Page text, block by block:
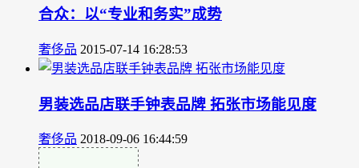
合众：以“专业和务实”成势
奢侈品 2015-07-14 16:28:53
男装选品店联手钟表品牌 拓张市场能见度
奢侈品 2018-09-06 16:44:59